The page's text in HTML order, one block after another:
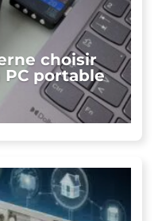
choisir
portable